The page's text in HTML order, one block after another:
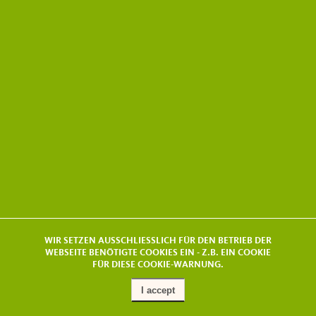
WIR SETZEN AUSSCHLIESSLICH FÜR DEN BETRIEB DER
WEBSEITE BENÖTIGTE COOKIES EIN - Z.B. EIN COOKIE
FÜR DIESE COOKIE-WARNUNG.
I accept